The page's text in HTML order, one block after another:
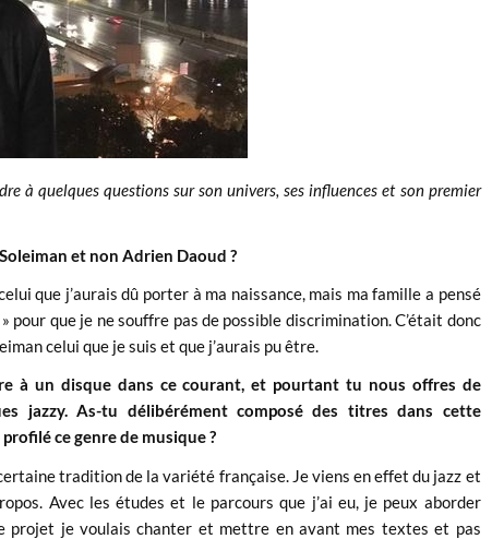
à quelques questions sur son univers, ses influences et son premier
et non Adrien Daoud ?
que j’aurais dû porter à ma naissance, mais ma famille a pensé
pour que je ne souffre pas de possible discrimination. C’était donc
celui que je suis et que j’aurais pu être.
à un disque dans ce courant, et pourtant tu nous offres de
jazzy. As-tu délibérément composé des titres dans cette
ce genre de musique ?
tradition de la variété française. Je viens en effet du jazz et
Avec les études et le parcours que j’ai eu, je peux aborder
projet je voulais chanter et mettre en avant mes textes et pas